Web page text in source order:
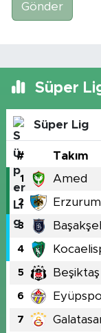
Gönder
Süper
Süper Lig
# Takım
1 Amed
2
3
4
5 Beşiktaş
6
7